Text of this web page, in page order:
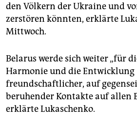
den Völkern der Ukraine und
zerstören könnten, erklärte
Mittwoch.
Belarus werde sich weiter „für
Harmonie und die Entwicklung
freundschaftlicher, auf
beruhender Kontakte auf allen
erklärte Lukaschenko.